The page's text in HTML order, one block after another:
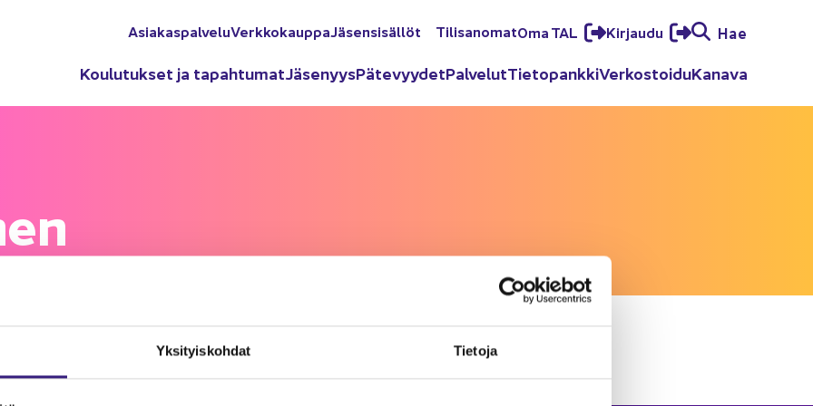
Yk­si­tyis­koh­dat Tie­to­ja
Asia­kas­pal­ve­luVerk­ko­kaup­paJä­sen­si­säl­löt Ti­li­sa­no­matOma TAL Kir­jau­du Hae
Kou­lu­tuk­set ja ta­pah­tu­matJä­se­nyysPä­te­vyy­detPal­ve­lutTie­to­pank­kiVer­kos­toi­duKa­na­va
on apua.